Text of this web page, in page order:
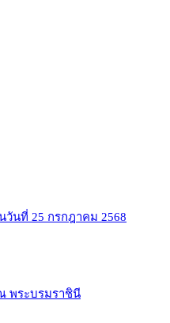
วันที่ 25 กรกฎาคม 2568
พระบรมราชินี